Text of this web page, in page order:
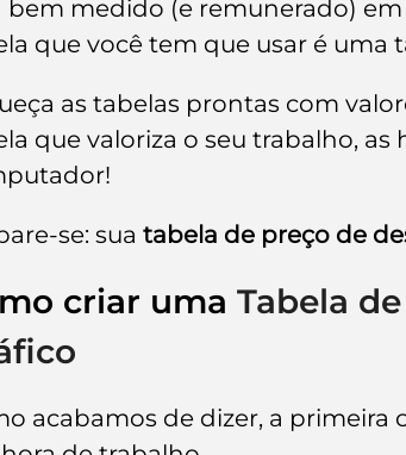
bem medido (e remunerado)
que você tem que usar é uma
as tabelas prontas com
que valoriza o seu trabalho, as
se: sua tabela de preço de
criar uma Tabela
acabamos de dizer, a primeira